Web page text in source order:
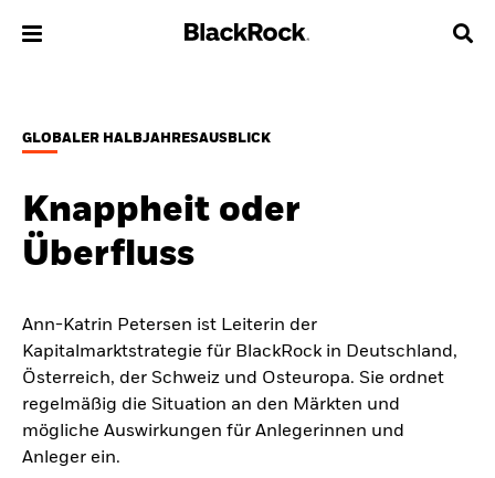
Themen & Märkte
Privatanleger
Deutschland
GLOBALER HALBJAHRESAUSBLICK
Knappheit oder
Überfluss
Ann-Katrin Petersen ist Leiterin der
Kapitalmarktstrategie für BlackRock in Deutschland,
Österreich, der Schweiz und Osteuropa. Sie ordnet
regelmäßig die Situation an den Märkten und
mögliche Auswirkungen für Anlegerinnen und
Anleger ein.